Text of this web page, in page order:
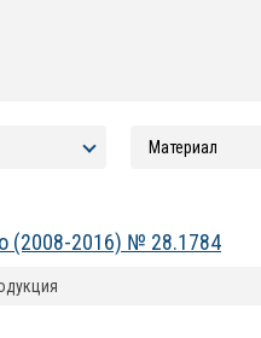
(2008-2016) № 28.1784